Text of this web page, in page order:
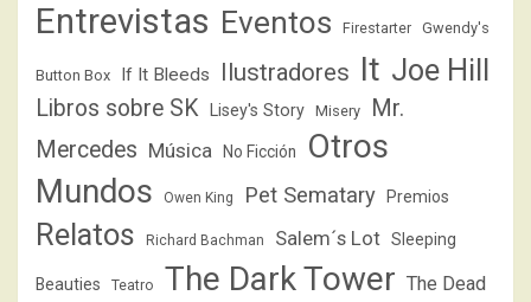
Entrevistas Eventos Firestarter Gwendy's
Button Box If It Bleeds Ilustradores It Joe Hill
Libros sobre SK Lisey's Story Misery
Mr.
Mercedes Música No Ficción
Otros
Mundos
Owen King Pet Sematary Premios
Relatos Richard Bachman Salem´s Lot Sleeping
Beauties Teatro The Dark Tower The Dead